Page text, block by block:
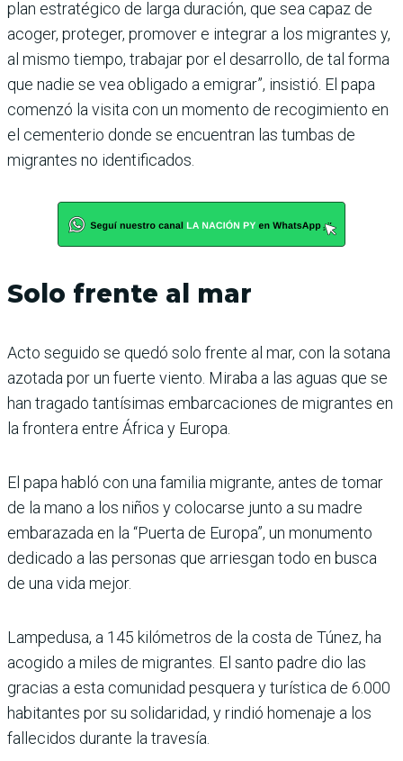
plan estratégico de larga duración, que sea capaz de
acoger, proteger, promover e integrar a los migrantes y,
al mismo tiempo, trabajar por el desarrollo, de tal forma
que nadie se vea obligado a emigrar”, insistió. El papa
comenzó la visita con un momento de recogimiento en
el cementerio donde se encuentran las tumbas de
migrantes no identificados.
Solo frente al mar
Acto seguido se quedó solo frente al mar, con la sotana
azotada por un fuerte viento. Miraba a las aguas que se
han tragado tantísimas embarcaciones de migrantes en
la frontera entre África y Europa.
El papa habló con una familia migrante, antes de tomar
de la mano a los niños y colocarse junto a su madre
embarazada en la “Puerta de Europa”, un monumento
dedicado a las personas que arriesgan todo en busca
de una vida mejor.
Lampedusa, a 145 kilómetros de la costa de Túnez, ha
acogido a miles de migrantes. El santo padre dio las
gracias a esta comunidad pesquera y turística de 6.000
habitantes por su solidaridad, y rindió homenaje a los
fallecidos durante la travesía.